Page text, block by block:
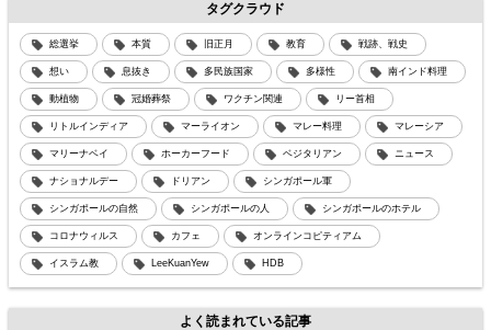
タグクラウド
総選挙 本質 旧正月 教育 戦跡、戦史
想い 息抜き 多民族国家 多様性 南インド料理
動植物 冠婚葬祭 ワクチン関連 リー首相
リトルインディア マーライオン マレー料理 マレーシア
マリーナベイ ホーカーフード ベジタリアン ニュース
ナショナルデー ドリアン シンガポール軍
シンガポールの自然 シンガポールの人 シンガポールのホテル
コロナウィルス カフェ オンラインコピティアム
イスラム教 LeeKuanYew HDB
よく読まれている記事